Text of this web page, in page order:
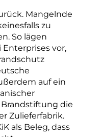
Mangelnde
zu
So lägen
vor,
auf ein
die
Zulieferfabrik.
als Beleg, dass